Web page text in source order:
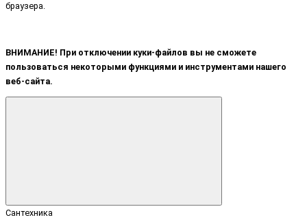
браузера.
ВНИМАНИЕ! При отключении куки-файлов вы не сможете
пользоваться некоторыми функциями и инструментами нашего
веб-сайта.
Сантехника